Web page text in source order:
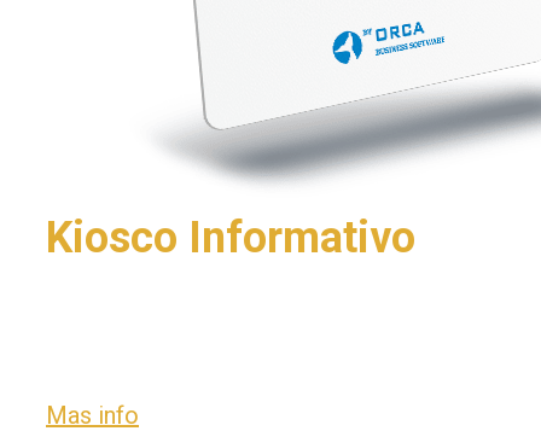
Kiosco Informativo
Mas info